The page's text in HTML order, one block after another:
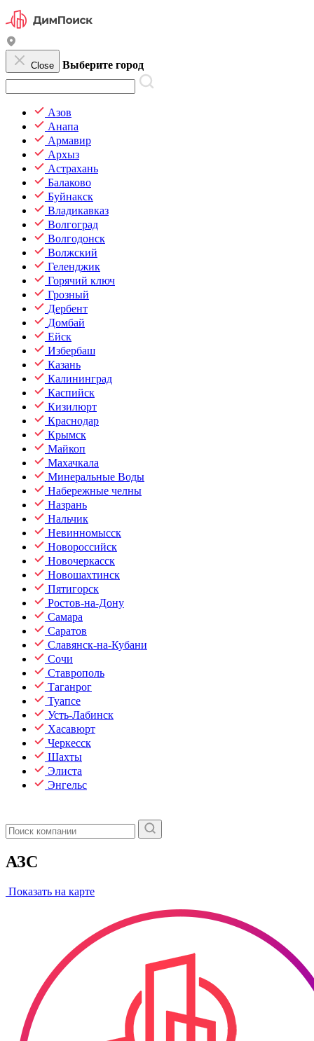
Close Выберите город
Азов
Анапа
Армавир
Архыз
Астрахань
Балаково
Буйнакск
Владикавказ
Волгоград
Волгодонск
Волжский
Геленджик
Горячий ключ
Грозный
Дербент
Домбай
Ейск
Избербаш
Казань
Калининград
Каспийск
Кизилюрт
Краснодар
Крымск
Майкоп
Махачкала
Минеральные Воды
Набережные челны
Назрань
Нальчик
Невинномысск
Новороссийск
Новочеркасск
Новошахтинск
Пятигорск
Ростов-на-Дону
Самара
Саратов
Славянск-на-Кубани
Сочи
Ставрополь
Таганрог
Туапсе
Усть-Лабинск
Хасавюрт
Черкесск
Шахты
Элиста
Энгельс
АЗС
Показать на карте